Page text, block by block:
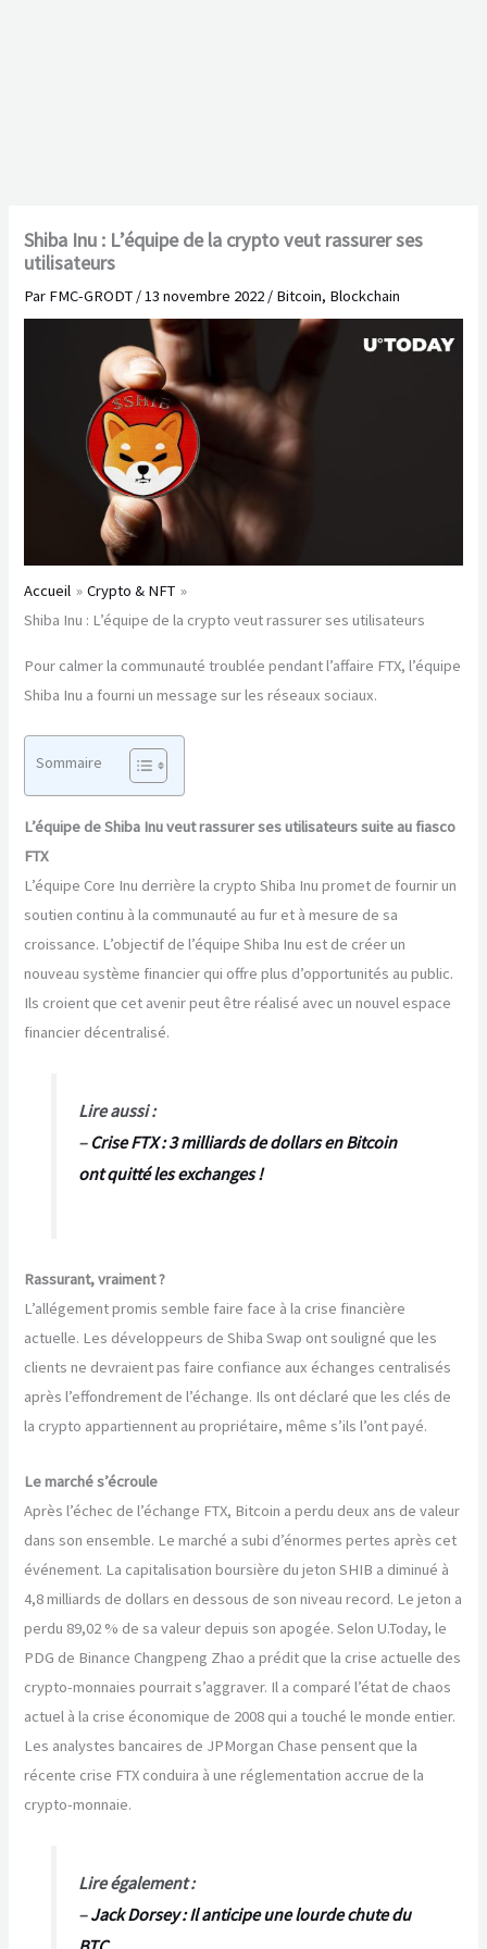
Shiba Inu : L’équipe de la crypto veut rassurer ses
utilisateurs
Par FMC-GRODT /13 novembre 2022 / Bitcoin, Blockchain
Accueil
Crypto & NFT
Shiba Inu : L’équipe de la crypto veut rassurer ses utilisateurs
Pour calmer la communauté troublée pendant l’affaire FTX, l’équipe
Shiba Inu a fourni un message sur les réseaux sociaux.
Sommaire
L’équipe de Shiba Inu veut rassurer ses utilisateurs suite au fiasco
FTX
L’équipe Core Inu derrière la crypto Shiba Inu promet de fournir un
soutien continu à la communauté au fur et à mesure de sa
croissance. L’objectif de l’équipe Shiba Inu est de créer un
nouveau système financier qui offre plus d’opportunités au public.
Ils croient que cet avenir peut être réalisé avec un nouvel espace
financier décentralisé.
Lire aussi :
– Crise FTX : 3 milliards de dollars en Bitcoin
ont quitté les exchanges !
Rassurant, vraiment ?
L’allégement promis semble faire face à la crise financière
actuelle. Les développeurs de Shiba Swap ont souligné que les
clients ne devraient pas faire confiance aux échanges centralisés
après l’effondrement de l’échange. Ils ont déclaré que les clés de
la crypto appartiennent au propriétaire, même s’ils l’ont payé.
Le marché s’écroule
Après l’échec de l’échange FTX, Bitcoin a perdu deux ans de valeur
dans son ensemble. Le marché a subi d’énormes pertes après cet
événement. La capitalisation boursière du jeton SHIB a diminué à
4,8 milliards de dollars en dessous de son niveau record. Le jeton a
perdu 89,02 % de sa valeur depuis son apogée. Selon U.Today, le
PDG de Binance Changpeng Zhao a prédit que la crise actuelle des
crypto-monnaies pourrait s’aggraver. Il a comparé l’état de chaos
actuel à la crise économique de 2008 qui a touché le monde entier.
Les analystes bancaires de JPMorgan Chase pensent que la
récente crise FTX conduira à une réglementation accrue de la
crypto-monnaie.
Lire également :
–Jack Dorsey : Il anticipe une lourde chute du